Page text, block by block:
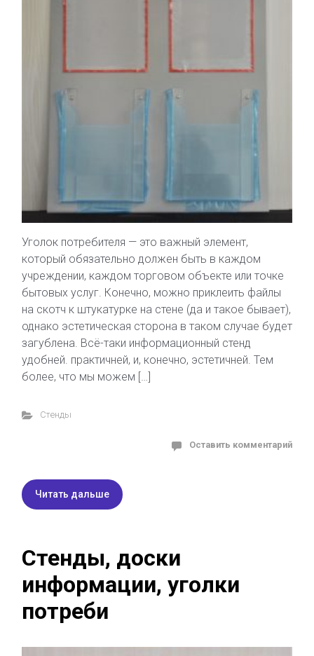
Уголок потребителя — это важный элемент,
который обязательно должен быть в каждом
учреждении, каждом торговом объекте или точке
бытовых услуг. Конечно, можно приклеить файлы
на скотч к штукатурке на стене (да и такое бывает),
однако эстетическая сторона в таком случае будет
загублена. Всё-таки информационный стенд
удобней. практичней, и, конечно, эстетичней. Тем
более, что мы можем […]
Стенды
Оставить комментарий
Читать дальше
Стенды, доски
информации, уголки
потреби